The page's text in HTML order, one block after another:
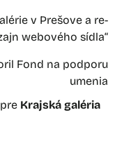
v Prešove a re-
webového sídla“
Fond na podporu
umenia
Krajská galéria